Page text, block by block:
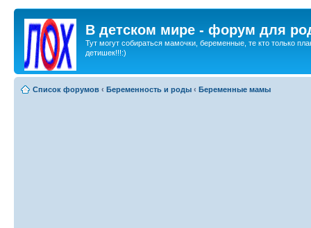
В детском мире - форум для
Тут могут собираться мамочки, беременные, те кто только
детишек!!!:)
Список форумов ‹ Беременность и роды ‹ Беременные мамы